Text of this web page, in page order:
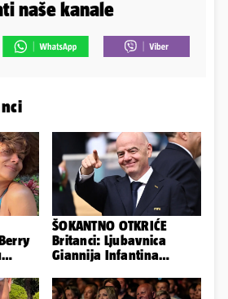
naše kanale
ŠOKANTNO OTKRIĆE
Britanci: Ljubavnica
Giannija Infantina
Uefe!?